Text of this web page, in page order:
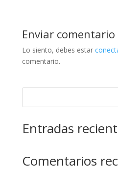
Enviar comentario
Lo siento, debes estar
comentario.
Entradas
Comentarios